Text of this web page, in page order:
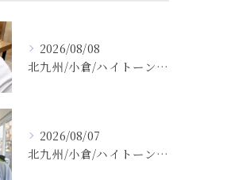
2026/08/08
北九州/小倉/ハイトーン/ケアブリーチ/ブリーチカラー
2026/08/07
北九州/小倉/ハイトーン/ケアブリーチ/ブリーチカラー